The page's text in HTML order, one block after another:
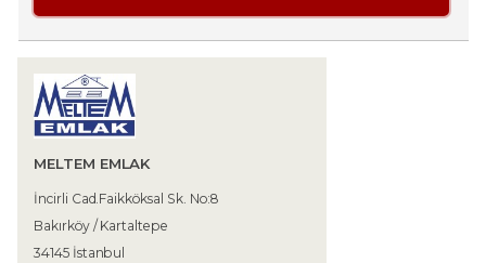
MELTEM EMLAK
İncirli Cad.Faikköksal Sk. No:8
Bakırköy / Kartaltepe
34145 İstanbul